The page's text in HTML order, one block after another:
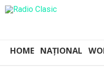
HOME NAȚIONAL